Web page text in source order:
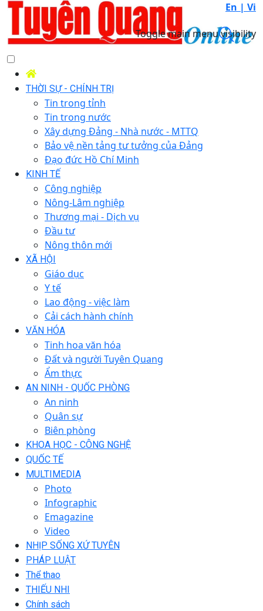
En | Vi
Toggle main menu visibility
THỜI SỰ - CHÍNH TRỊ
Tin trong tỉnh
Tin trong nước
Xây dựng Đảng - Nhà nước - MTTQ
Bảo vệ nền tảng tư tưởng của Đảng
Đạo đức Hồ Chí Minh
KINH TẾ
Công nghiệp
Nông-Lâm nghiệp
Thương mại - Dịch vụ
Đầu tư
Nông thôn mới
XÃ HỘI
Giáo dục
Y tế
Lao động - việc làm
Cải cách hành chính
VĂN HÓA
Tinh hoa văn hóa
Đất và người Tuyên Quang
Ẩm thực
AN NINH - QUỐC PHÒNG
An ninh
Quân sự
Biên phòng
KHOA HỌC - CÔNG NGHỆ
QUỐC TẾ
MULTIMEDIA
Photo
Infographic
Emagazine
Video
NHỊP SỐNG XỨ TUYÊN
PHÁP LUẬT
Thể thao
THIẾU NHI
Chính sách